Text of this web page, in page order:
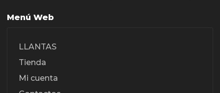
Menú Web
LLANTAS
Tienda
Mi cuenta